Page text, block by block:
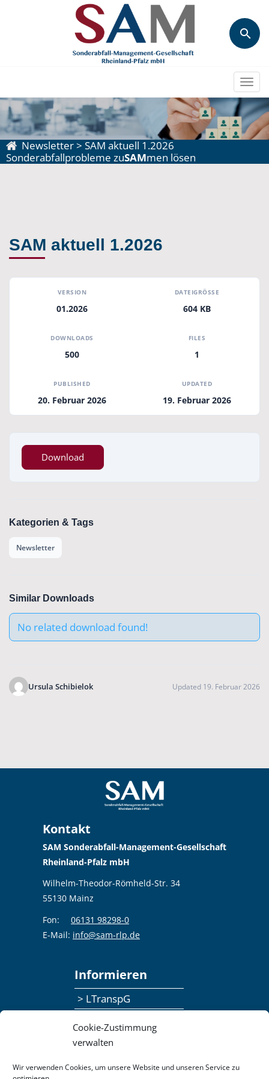
Cookie-Zustimmung
verwalten
Wir verwenden Cookies, um unsere Website und unseren Service zu
Newsletter> SAM aktuell 1.2026
Sonderabfallprobleme zuSAMmen lösen
SAM aktuell 1.2026
VERSION
01.2026
DATEIGRÖSSE
604 KB
DOWNLOADS
500
FILES
1
PUBLISHED
20. Februar 2026
UPDATED
19. Februar 2026
Download
Kategorien & Tags
Newsletter
Similar Downloads
No related download found!
Ursula Schibielok Updated 19. Februar 2026
Kontakt
SAM Sonderabfall-Management-Gesellschaft
Rheinland-Pfalz mbH
Wilhelm-Theodor-Römheld-Str. 34
55130 Mainz
Fon:
06131 98298-0
E-Mail: info@sam-rlp.de
Informieren
> LTranspG
> Publikationen